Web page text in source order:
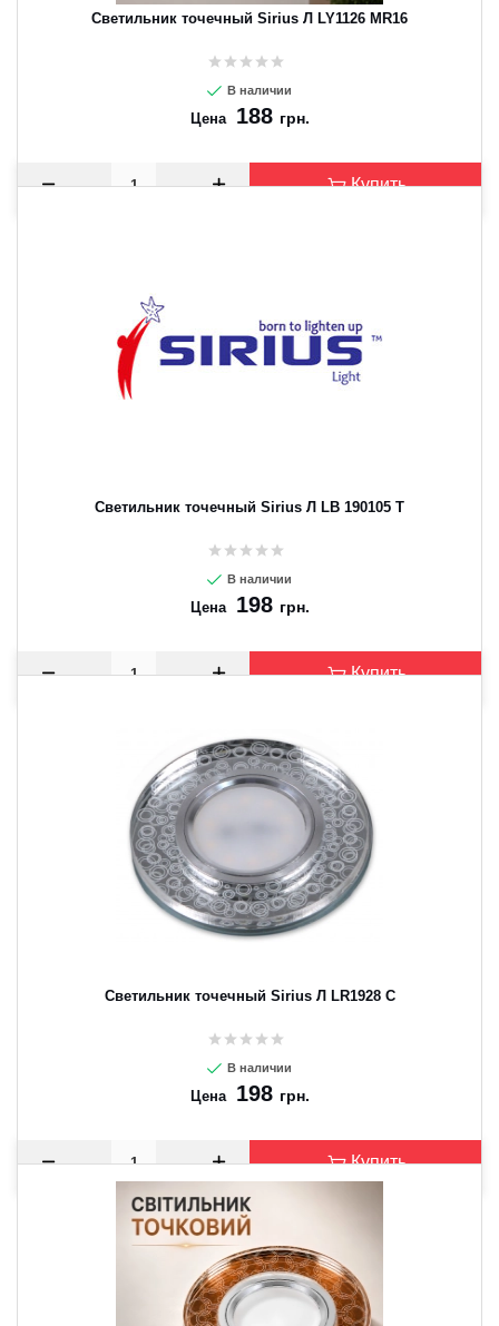
Светильник точечный Sirius Л LY1126 MR16
В наличии
Цена 188 грн.
Купить
Светильник точечный Sirius Л LB 190105 Т
В наличии
Цена 198 грн.
Купить
Светильник точечный Sirius Л LR1928 C
В наличии
Цена 198 грн.
Купить